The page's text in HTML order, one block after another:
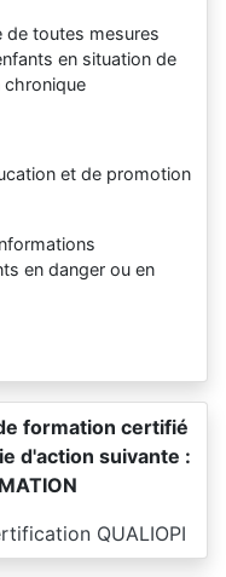
de toutes mesures
en situation de
chronique
et de promotion
en danger ou en
formation certifié
d'action suivante :
QUALIOPI